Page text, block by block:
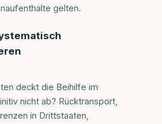
gelten.
deckt die Beihilfe im
nicht ab? Rücktransport,
in Drittstaaten,